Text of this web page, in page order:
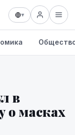
▾
в
о масках